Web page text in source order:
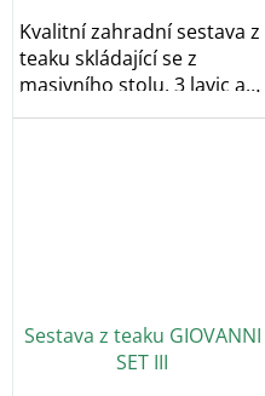
Kvalitní zahradní sestava z
teaku skládající se z
masivního stolu, 3 lavic a
křesla je...
Sestava z teaku GIOVANNI
SET III